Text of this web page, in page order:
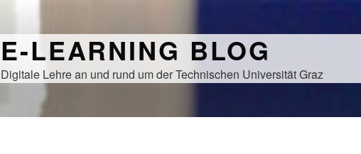
E-LEARNING BLOG
Digitale Lehre an und rund um der Technischen Universität Graz